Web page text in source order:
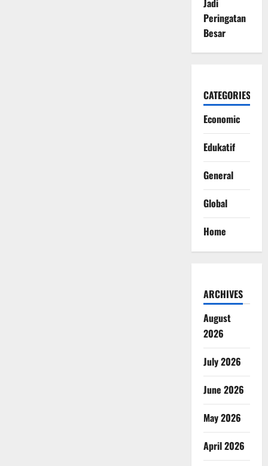
Jadi
Peringatan
Besar
CATEGORIES
Economic
Edukatif
General
Global
Home
ARCHIVES
August
2026
July 2026
June 2026
May 2026
April 2026